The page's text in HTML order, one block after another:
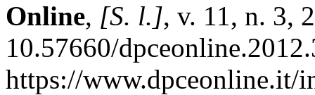
Online, [S. l.], v. 11, n. 3,
10.57660/
https://www.dpceonline.it/